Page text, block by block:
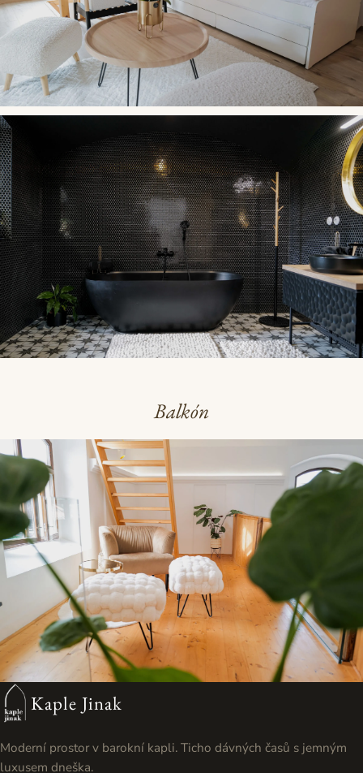
Balkón
Kaple Jinak
Moderní prostor v barokní kapli. Ticho dávných časů s jemným
luxusem dneška.